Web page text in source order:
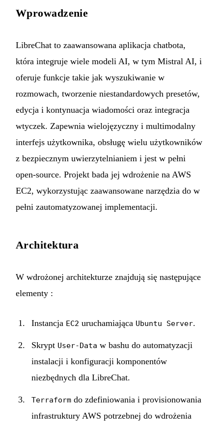
Wprowadzenie
LibreChat to zaawansowana aplikacja chatbota,
która integruje wiele modeli AI, w tym Mistral AI, i
oferuje funkcje takie jak wyszukiwanie w
rozmowach, tworzenie niestandardowych presetów,
edycja i kontynuacja wiadomości oraz integracja
wtyczek. Zapewnia wielojęzyczny i multimodalny
interfejs użytkownika, obsługę wielu użytkowników
z bezpiecznym uwierzytelnianiem i jest w pełni
open-source. Projekt bada jej wdrożenie na AWS
EC2, wykorzystując zaawansowane narzędzia do w
pełni zautomatyzowanej implementacji.
Architektura
W wdrożonej architekturze znajdują się następujące
elementy :
Instancja EC2 uruchamiająca Ubuntu Server.
Skrypt User-Data w bashu do automatyzacji
instalacji i konfiguracji komponentów
niezbędnych dla LibreChat.
Terraform do zdefiniowania i provisionowania
infrastruktury AWS potrzebnej do wdrożenia